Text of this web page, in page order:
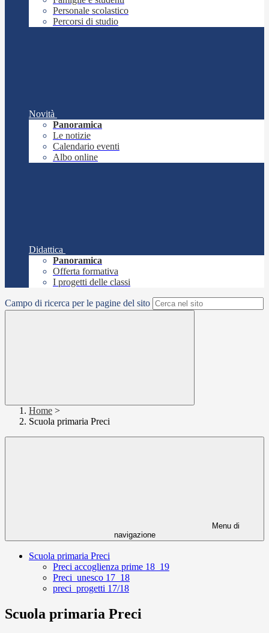
Personale scolastico
Percorsi di studio
Novità
Panoramica
Le notizie
Calendario eventi
Albo online
Didattica
Panoramica
Offerta formativa
I progetti delle classi
Campo di ricerca per le pagine del sito
Home >
Scuola primaria Preci
Menu di
navigazione
Scuola primaria Preci
Preci accoglienza prime 18_19
Preci_unesco 17_18
preci_progetti 17/18
Scuola primaria Preci